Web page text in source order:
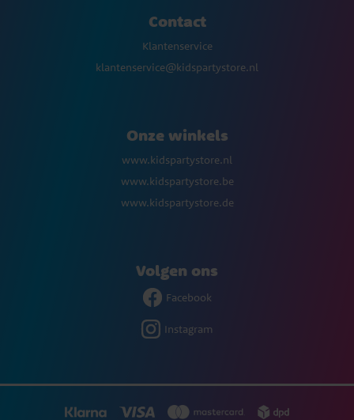
Contact
Klantenservice
klantenservice@kidspartystore.nl
Onze winkels
www.kidspartystore.nl
www.kidspartystore.be
www.kidspartystore.de
Volgen ons
Facebook
Instagram